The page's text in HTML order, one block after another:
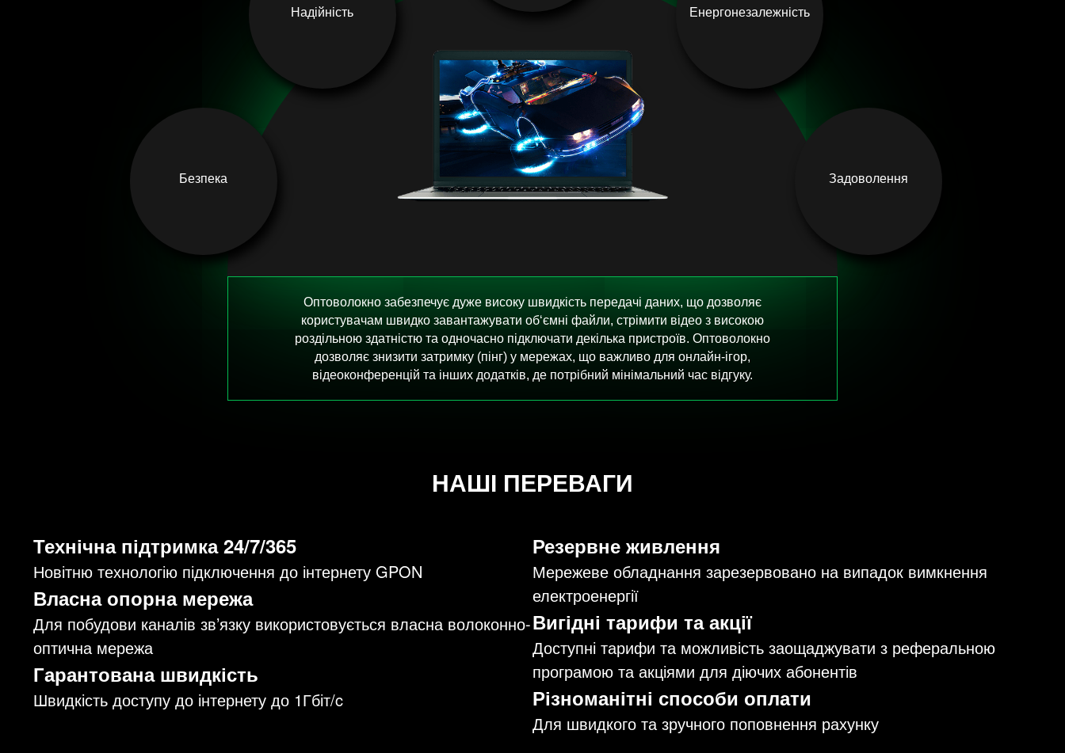
Надійність Енергонезалежність
Безпека Задоволення
Оптоволокно забезпечує дуже високу швидкість передачі даних, що дозволяє
користувачам швидко завантажувати об‘ємні файли, стрімити відео з високою
роздільною здатністю та одночасно підключати декілька пристроїв. Оптоволокно
дозволяє знизити затримку (пінг) у мережах, що важливо для онлайн-ігор,
відеоконференцій та інших додатків, де потрібний мінімальний час відгуку.
НАШІ ПЕРЕВАГИ
Технічна підтримка 24/7/365
Новітню технологію підключення до інтернету GPON
Власна опорна мережа
Для побудови каналів зв’язку використовується власна волоконно-
оптична мережа
Гарантована швидкість
Швидкість доступу до інтернету до 1Гбіт/c
Резервне живлення
Мережеве обладнання зарезервовано на випадок вимкнення
електроенергії
Вигідні тарифи та акції
Доступні тарифи та можливість заощаджувати з реферальною
програмою та акціями для діючих абонентів
Різноманітні способи оплати
Для швидкого та зручного поповнення рахунку